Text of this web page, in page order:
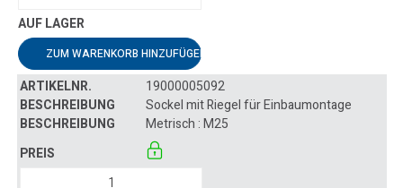
ZUM WARENKORB HINZUFÜGEN
19000005092
Sockel mit Riegel für Einbaumontage
Metrisch : M25